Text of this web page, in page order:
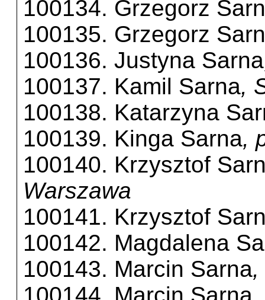
100134. Grzegorz
100135. Grzegorz
100136. Justyna Sarna
100137. Kamil Sarna,
100138. Katarzyna
100139. Kinga Sarna,
100140. Krzysztof
Warszawa
100141. Krzysztof
100142. Magdalena
100143. Marcin Sarna,
100144. Marcin Sarna,